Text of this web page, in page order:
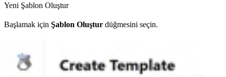
Yeni Şablon Oluştur
Başlamak için Şablon Oluştur düğmesini seçin.